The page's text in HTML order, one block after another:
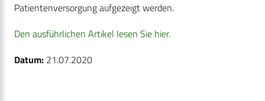
Patientenversorgung aufgezeigt werden.
Den ausführlichen Artikel lesen Sie hier.
Datum: 21.07.2020